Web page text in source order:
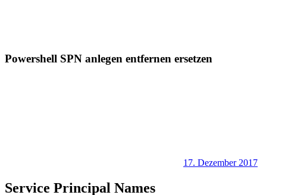
Powershell SPN anlegen entfernen ersetzen
17. Dezember 2017
Service Principal Names